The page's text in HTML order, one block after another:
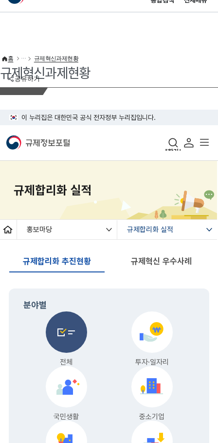
이 누리집은 대한민국 공식 전자정부 누리집입니다.
공유하기
홈 규제혁신과제현황
규제혁신과제현황